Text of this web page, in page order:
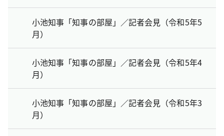
小池知事「知事の部屋」／記者会見（令和5年5
月）
小池知事「知事の部屋」／記者会見（令和5年4
月）
小池知事「知事の部屋」／記者会見（令和5年3
月）